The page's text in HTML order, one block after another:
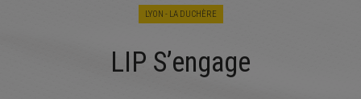
LYON - LA DUCHÈRE
LIP S’engage